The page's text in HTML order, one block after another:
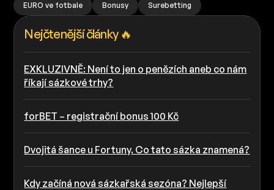
EURO ve fotbale Bonusy Surebetting
Nejčtenější články 🔥
EXKLUZIVNĚ: Není to jen o penězích aneb co nám
říkají sázkové trhy?
forBET – registrační bonus 100 Kč
Dvojitá šance u Fortuny. Co tato sázka znamená?
Kdy začíná nová sázkařská sezóna? Nejlepší